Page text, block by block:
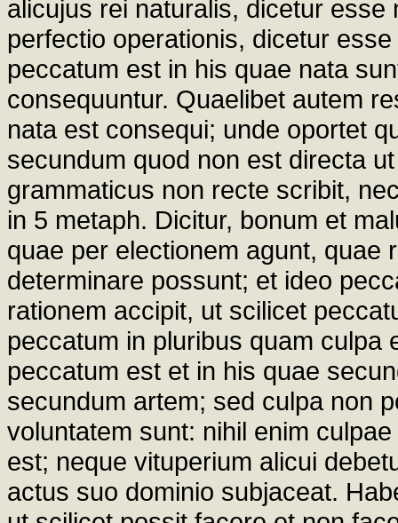
alicujus rei naturalis, dicetur
perfectio operationis, dicetur
peccatum est in his quae nata
consequuntur. Quaelibet autem
nata est consequi; unde oportet
secundum quod non est directa
grammaticus non recte scribit,
in 5 metaph. Dicitur, bonum et
quae per electionem agunt, quae
determinare possunt; et ideo
rationem accipit, ut scilicet
peccatum in pluribus quam culpa
peccatum est et in his quae
secundum artem; sed culpa non
voluntatem sunt: nihil enim
est; neque vituperium alicui
actus suo dominio subjaceat.